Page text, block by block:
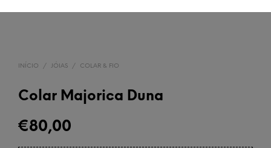
INÍCIO / JÓIAS / COLAR & FIO
Colar Majorica Duna
€80,00